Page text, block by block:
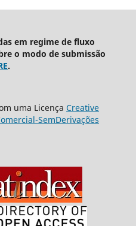
em regime de fluxo
o modo de submissão
.
uma Licença Creative
SemDerivações